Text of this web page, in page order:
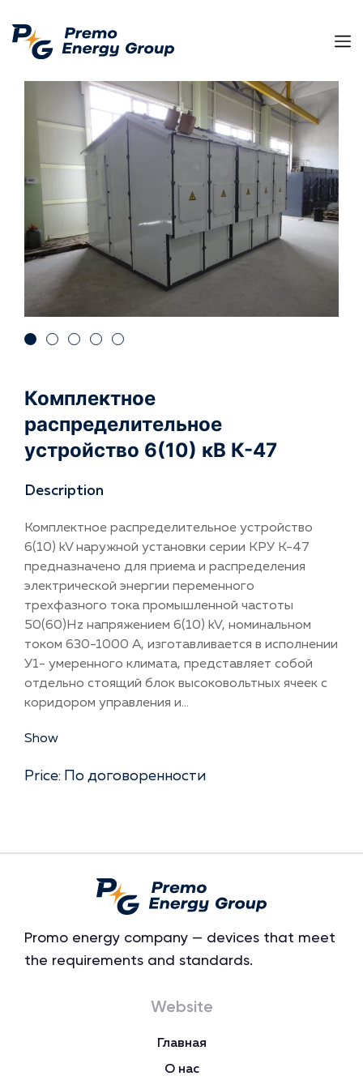
Комплектное
распределительное
устройство 6(10) кВ К-47
Description
Комплектное распределительное устройство
6(10) kV наружной установки серии КРУ К-47
предназначено для приема и распределения
электрической энергии переменного
трехфазного тока промышленной частоты
50(60)Hz напряжением 6(10) kV, номинальном
током 630-1000 A, изготавливается в исполнении
У1- умеренного климата, представляет собой
отдельно стоящий блок высоковольтных ячеек с
коридором управления и...
Show
Price: По договоренности
Promo energy company — devices that meet
the requirements and standards.
Website
Главная
О нас